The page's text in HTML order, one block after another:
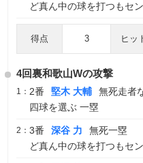
ど真ん中の球を打つもセ
得点 3 ヒッ
4回裏和歌山Wの攻撃
1： 2番 堅木 大輔
無死走者
四球を選ぶ 一塁
2： 3番 深谷 力
無死一塁
ど真ん中の球を打つもセ